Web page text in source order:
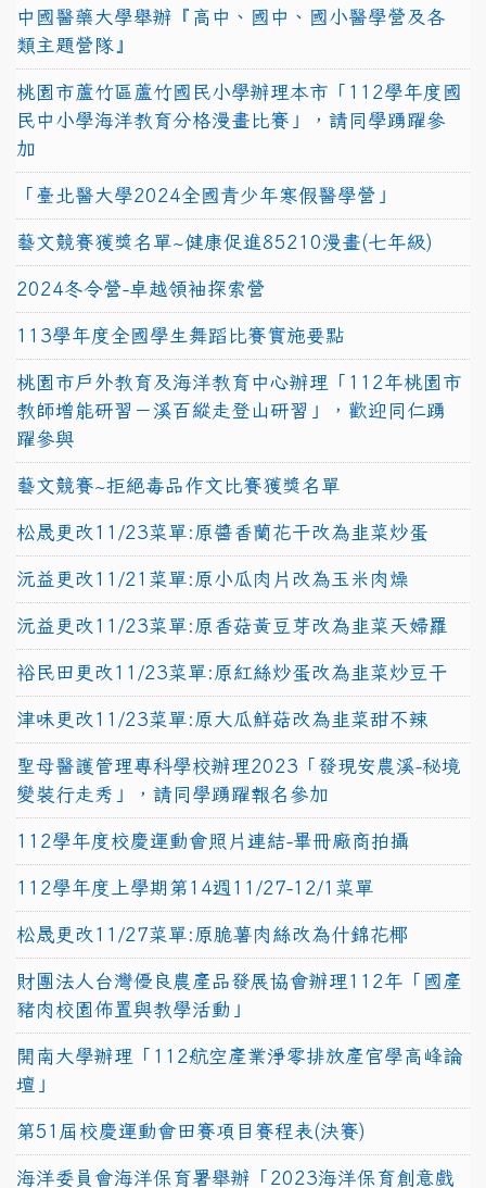
中國醫藥大學舉辦『高中、國中、國小醫學營及各
類主題營隊』
桃園市蘆竹區蘆竹國民小學辦理本市「112學年度國
民中小學海洋教育分格漫畫比賽」，請同學踴躍參
加
「臺北醫大學2024全國青少年寒假醫學營」
藝文競賽獲獎名單~健康促進85210漫畫(七年級)
2024冬令營-卓越領袖探索營
113學年度全國學生舞蹈比賽實施要點
桃園市戶外教育及海洋教育中心辦理「112年桃園市
教師增能研習－溪百縱走登山研習」，歡迎同仁踴
躍參與
藝文競賽~拒絕毒品作文比賽獲獎名單
松晟更改11/23菜單:原醬香蘭花干改為韭菜炒蛋
沅益更改11/21菜單:原小瓜肉片改為玉米肉燥
沅益更改11/23菜單:原香菇黃豆芽改為韭菜天婦羅
裕民田更改11/23菜單:原紅絲炒蛋改為韭菜炒豆干
津味更改11/23菜單:原大瓜鮮菇改為韭菜甜不辣
聖母醫護管理專科學校辦理2023「發現安農溪-秘境
變裝行走秀」，請同學踴躍報名參加
112學年度校慶運動會照片連結-畢冊廠商拍攝
112學年度上學期第14週11/27-12/1菜單
松晟更改11/27菜單:原脆薯肉絲改為什錦花椰
財團法人台灣優良農產品發展協會辦理112年「國產
豬肉校園佈置與教學活動」
開南大學辦理「112航空產業淨零排放產官學高峰論
壇」
第51屆校慶運動會田賽項目賽程表(決賽)
海洋委員會海洋保育署舉辦「2023海洋保育創意戲